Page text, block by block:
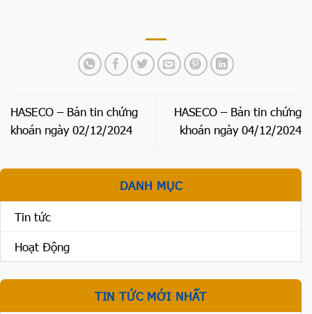
HASECO – Bản tin chứng
khoán ngày 02/12/2024
HASECO – Bản tin chứng
khoán ngày 04/12/2024
DANH MỤC
Tin tức
Hoạt Động
TIN TỨC MỚI NHẤT